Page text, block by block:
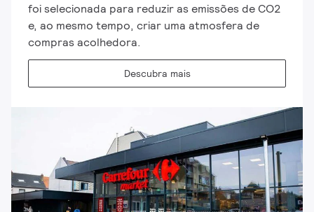
foi selecionada para reduzir as emissões de CO2
e, ao mesmo tempo, criar uma atmosfera de
compras acolhedora.
Descubra mais